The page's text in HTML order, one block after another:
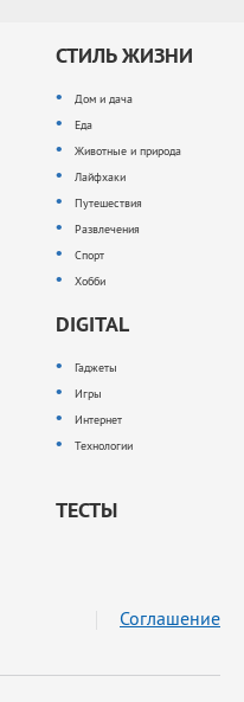
СТИЛЬ ЖИЗНИ
Дом и дача
Еда
Животные и природа
Лайфхаки
Путешествия
Развлечения
Спорт
Хобби
DIGITAL
Гаджеты
Игры
Интернет
Технологии
ТЕСТЫ
Соглашение